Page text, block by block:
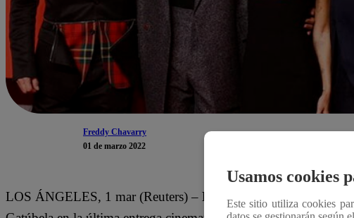
Freddy Chavarry
01 de marzo 2022
LOS ÁNGELES, 1 mar (Reuters) – Robert Pattinson Zoe
Usamos cookies
Este sitio utiliza cookies